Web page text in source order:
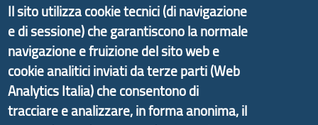
Il portale di marketing territoriale e sviluppo locale
di Genova Città Metropolitana si è sviluppato a
partire dal progetto nazionale Aree Interne
promosso dal Dipartimento per lo Sviluppo
Economico e finalizzato al rilancio socio-economico
Il sito utilizza cookie tecnici (di navigazione
e di sessione) che garantiscono la normale
navigazione e fruizione del sito web e
cookie analitici inviati da terze parti (Web
Analytics Italia) che consentono di
tracciare e analizzare, in forma anonima, il